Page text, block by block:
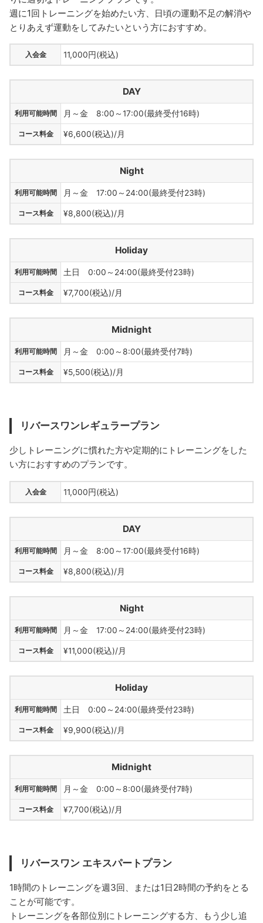
週に1回トレーニングを始めたい方、日頃の運動不足の解消や
とりあえず運動をしてみたいという方におすすめ。
入会金 11,000円(税込)
DAY
利用可能時間 月～金 8:00～17:00(最終受付16時)
コース料金 ¥6,600(税込)/月
Night
利用可能時間 月～金 17:00～24:00(最終受付23時)
コース料金 ¥8,800(税込)/月
Holiday
利用可能時間 土日 0:00～24:00(最終受付23時)
コース料金 ¥7,700(税込)/月
Midnight
利用可能時間 月～金 0:00～8:00(最終受付7時)
コース料金 ¥5,500(税込)/月
リバースワンレギュラープラン
少しトレーニングに慣れた方や定期的にトレーニングをした
い方におすすめのプランです。
入会金 11,000円(税込)
DAY
利用可能時間 月～金 8:00～17:00(最終受付16時)
コース料金 ¥8,800(税込)/月
Night
利用可能時間 月～金 17:00～24:00(最終受付23時)
コース料金 ¥11,000(税込)/月
Holiday
利用可能時間 土日 0:00～24:00(最終受付23時)
コース料金 ¥9,900(税込)/月
Midnight
利用可能時間 月～金 0:00～8:00(最終受付7時)
コース料金 ¥7,700(税込)/月
リバースワン エキスパートプラン
1時間のトレーニングを週3回、または1日2時間の予約をとる
ことが可能です。
トレーニングを各部位別にトレーニングする方、もう少し追